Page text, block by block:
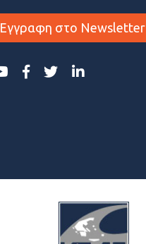
Εγγραφη στο Newsletter